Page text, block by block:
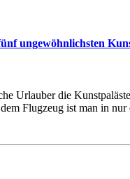
ungewöhnlichsten
Urlauber die
Flugzeug ist man in